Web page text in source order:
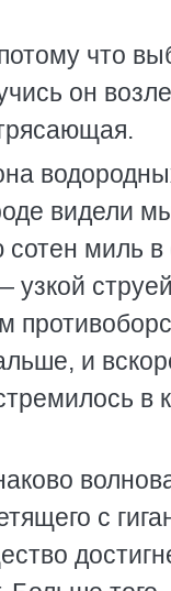
что
он
видели
миль в
и
в
с